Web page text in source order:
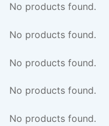
No products found.
No products found.
No products found.
No products found.
No products found.